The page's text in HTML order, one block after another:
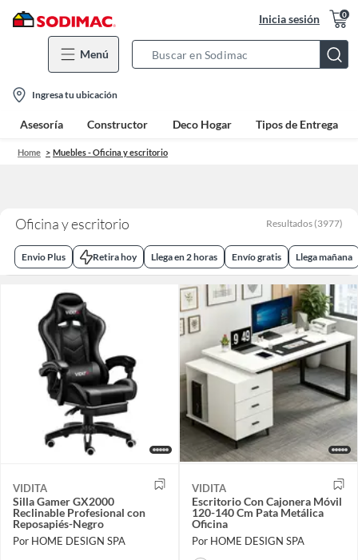
Inicia sesión 0
Menú
Bar
location-
icon
Ingresa tu ubicación
Asesoría Constructor Deco Hogar Tipos de Entrega
Home Muebles - Oficina y escritorio
Oficina y escritorio Resultados (3977)
Envio Plus Retira hoy Llega en 2 horas Envío gratis Llega mañana
VIDITA
Silla Gamer GX2000
Reclinable Profesional con
Reposapiés-Negro
Por HOME DESIGN SPA
VIDITA
Escritorio Con Cajonera Móvil
120-140 Cm Pata Metálica
Oficina
Por HOME DESIGN SPA